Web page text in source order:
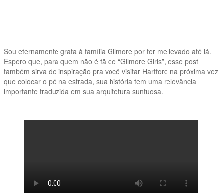
Sou eternamente grata à família Gilmore por ter me levado até lá.
Espero que, para quem não é fã de “Gilmore Girls”, esse post
também sirva de inspiração pra você visitar Hartford na próxima vez
que colocar o pé na estrada, sua história tem uma relevância
importante traduzida em sua arquitetura suntuosa.